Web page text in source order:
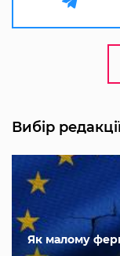
Вибір
Як малому